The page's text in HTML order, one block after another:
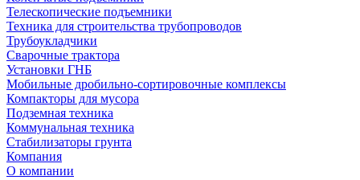
Телескопические подъемники
Техника для строительства трубопроводов
Трубоукладчики
Сварочные трактора
Установки ГНБ
Мобильные дробильно-сортировочные комплексы
Компакторы для мусора
Подземная техника
Коммунальная техника
Стабилизаторы грунта
Компания
О компании